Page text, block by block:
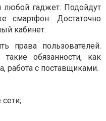
любой гаджет. Подойдут
смартфон. Достаточно
кабинет.
права пользователей.
обязанности, как
работа с поставщиками.